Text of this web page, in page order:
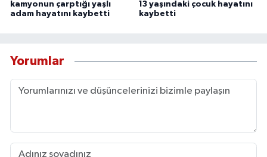
kamyonun çarptığı yaşlı
adam hayatını kaybetti
13 yaşındaki çocuk hayatını
kaybetti
Yorumlar